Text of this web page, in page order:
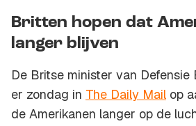
Britten hopen dat
langer blijven
De Britse minister van Defensie
er zondag in The Daily Mail op
de Amerikanen langer op de